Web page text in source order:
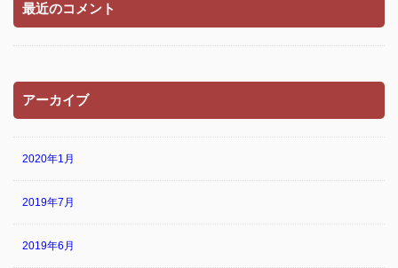
最近のコメント
アーカイブ
2020年1月
2019年7月
2019年6月